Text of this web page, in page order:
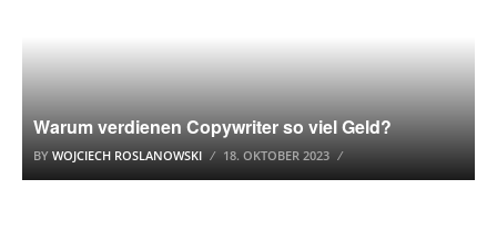
Warum verdienen Copywriter so viel Geld?
BY WOJCIECH ROSLANOWSKI 18. OKTOBER 2023